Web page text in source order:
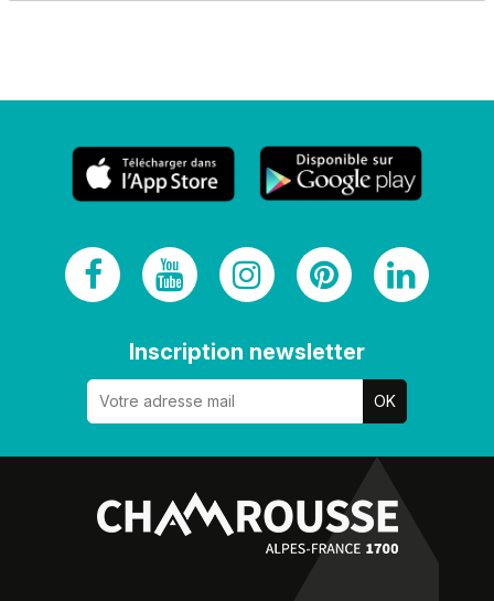
Inscription newsletter